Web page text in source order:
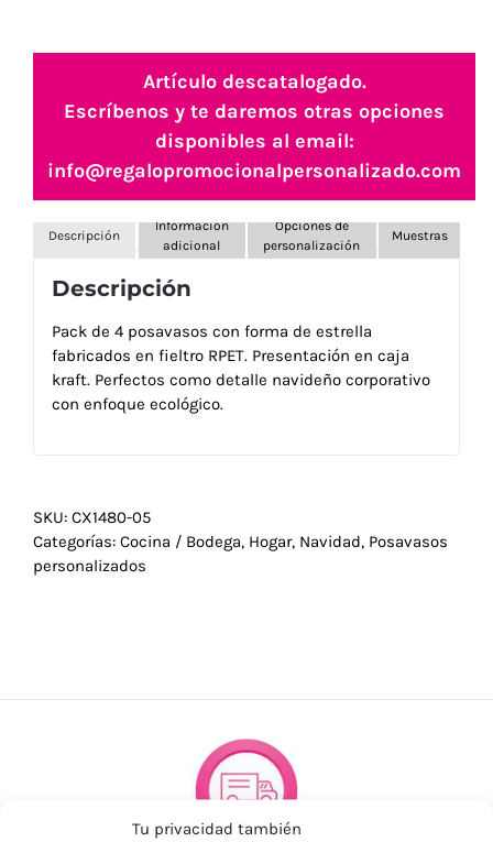
Tu privacidad también
Artículo descatalogado.
Escríbenos y te daremos otras opciones
disponibles al email:
info@regalopromocionalpersonalizado.com
Descripción
Información
adicional
Opciones de
personalización
Muestras
Descripción
Pack de 4 posavasos con forma de estrella
fabricados en fieltro RPET. Presentación en caja
kraft. Perfectos como detalle navideño corporativo
con enfoque ecológico.
SKU: CX1480-05
Categorías: Cocina / Bodega, Hogar, Navidad, Posavasos
personalizados